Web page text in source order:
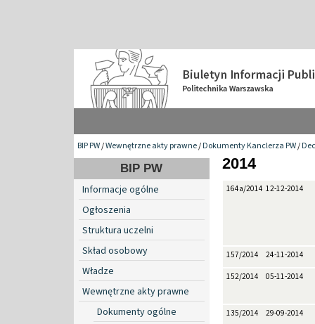
BIP PW/Wewnętrzne akty prawne/Dokumenty Kanclerza PW/
BIP PW
Informacje ogólne
Ogłoszenia
Struktura uczelni
Skład osobowy
Władze
Wewnętrzne akty prawne
Dokumenty ogólne
2014
164a/2014 12-12-2014
157/2014 24-11-2014
152/2014 05-11-2014
135/2014 29-09-2014